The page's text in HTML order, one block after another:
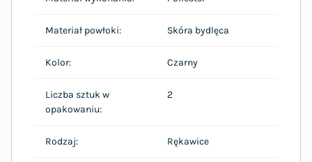
Materiał powłoki: Skóra bydlęca
Kolor: Czarny
Liczba sztuk w
opakowaniu:
2
Rodzaj: Rękawice